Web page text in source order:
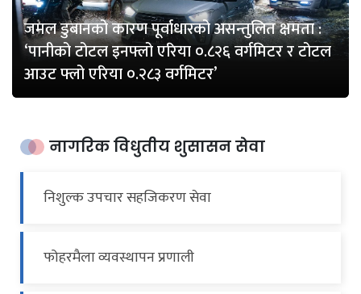
जमल डुबानको कारण पूर्वाधारको असन्तुलित क्षमता :
‘पानीको टोटल इनफ्लो एरिया ०.८२६ वर्गमिटर र टोटल
आउट फ्लो एरिया ०.२८३ वर्गमिटर’
नागरिक विधुतीय शुसासन सेवा
निशुल्क उपचार सहजिकरण सेवा
फोहरमैला व्यवस्थापन प्रणाली